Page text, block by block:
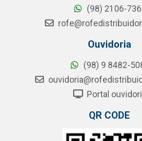
(98) 2106-
Ouvidoria
(98) 9 8482-
Portal
QR CODE